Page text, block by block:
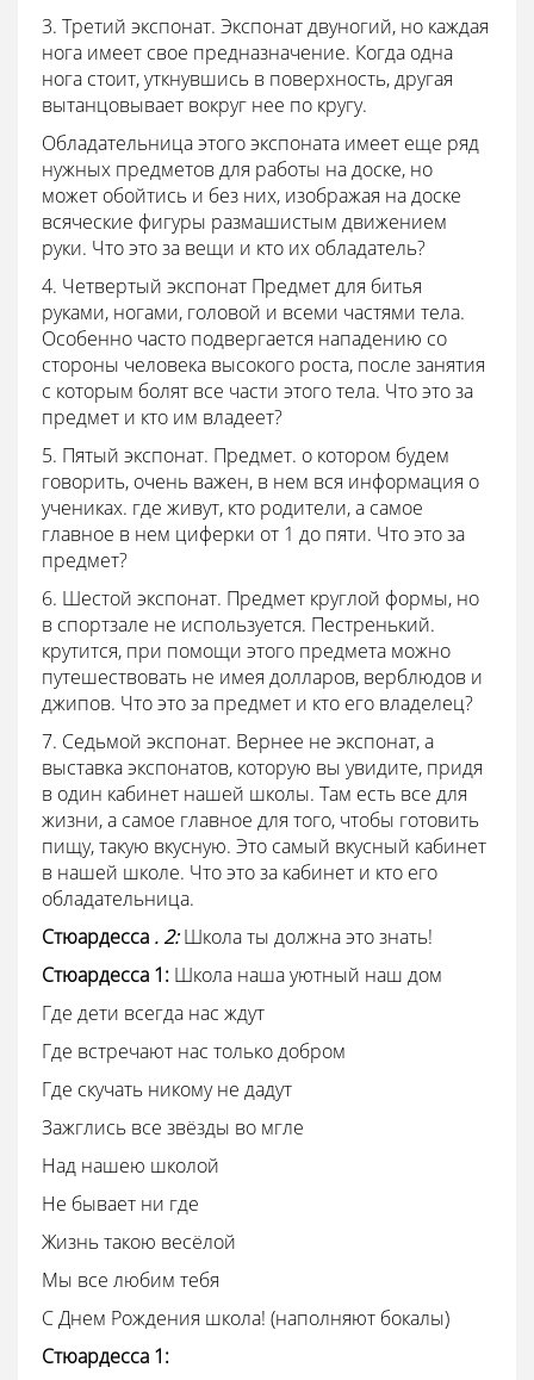
3. Третий экспонат. Экспонат двуногий, но каждая
нога имеет свое предназначение. Когда одна
нога стоит, уткнувшись в поверхность, другая
вытанцовывает вокруг нее по кругу.
Обладательница этого экспоната имеет еще ряд
нужных предметов для работы на доске, но
может обойтись и без них, изображая на доске
всяческие фигуры размашистым движением
руки. Что это за вещи и кто их обладатель?
4. Четвертый экспонат Предмет для битья
руками, ногами, головой и всеми частями тела.
Особенно часто подвергается нападению со
стороны человека высокого роста, после занятия
с которым болят все части этого тела. Что это за
предмет и кто им владеет?
5. Пятый экспонат. Предмет. о котором будем
говорить, очень важен, в нем вся информация о
учениках. где живут, кто родители, а самое
главное в нем циферки от 1 до пяти. Что это за
предмет?
6. Шестой экспонат. Предмет круглой формы, но
в спортзале не используется. Пестренький.
крутится, при помощи этого предмета можно
путешествовать не имея долларов, верблюдов и
джипов. Что это за предмет и кто его владелец?
7. Седьмой экспонат. Вернее не экспонат, а
выставка экспонатов, которую вы увидите, придя
в один кабинет нашей школы. Там есть все для
жизни, а самое главное для того, чтобы готовить
пищу, такую вкусную. Это самый вкусный кабинет
в нашей школе. Что это за кабинет и кто его
обладательница.
Стюардесса . 2:Школа ты должна это знать!
Стюардесса 1: Школа наша уютный наш дом
Где дети всегда нас ждут
Где встречают нас только добром
Где скучать никому не дадут
Зажглись все звёзды во мгле
Над нашею школой
Не бывает ни где
Жизнь такою весёлой
Мы все любим тебя
С Днем Рождения школа! (наполняют бокалы)
Стюардесса 1: